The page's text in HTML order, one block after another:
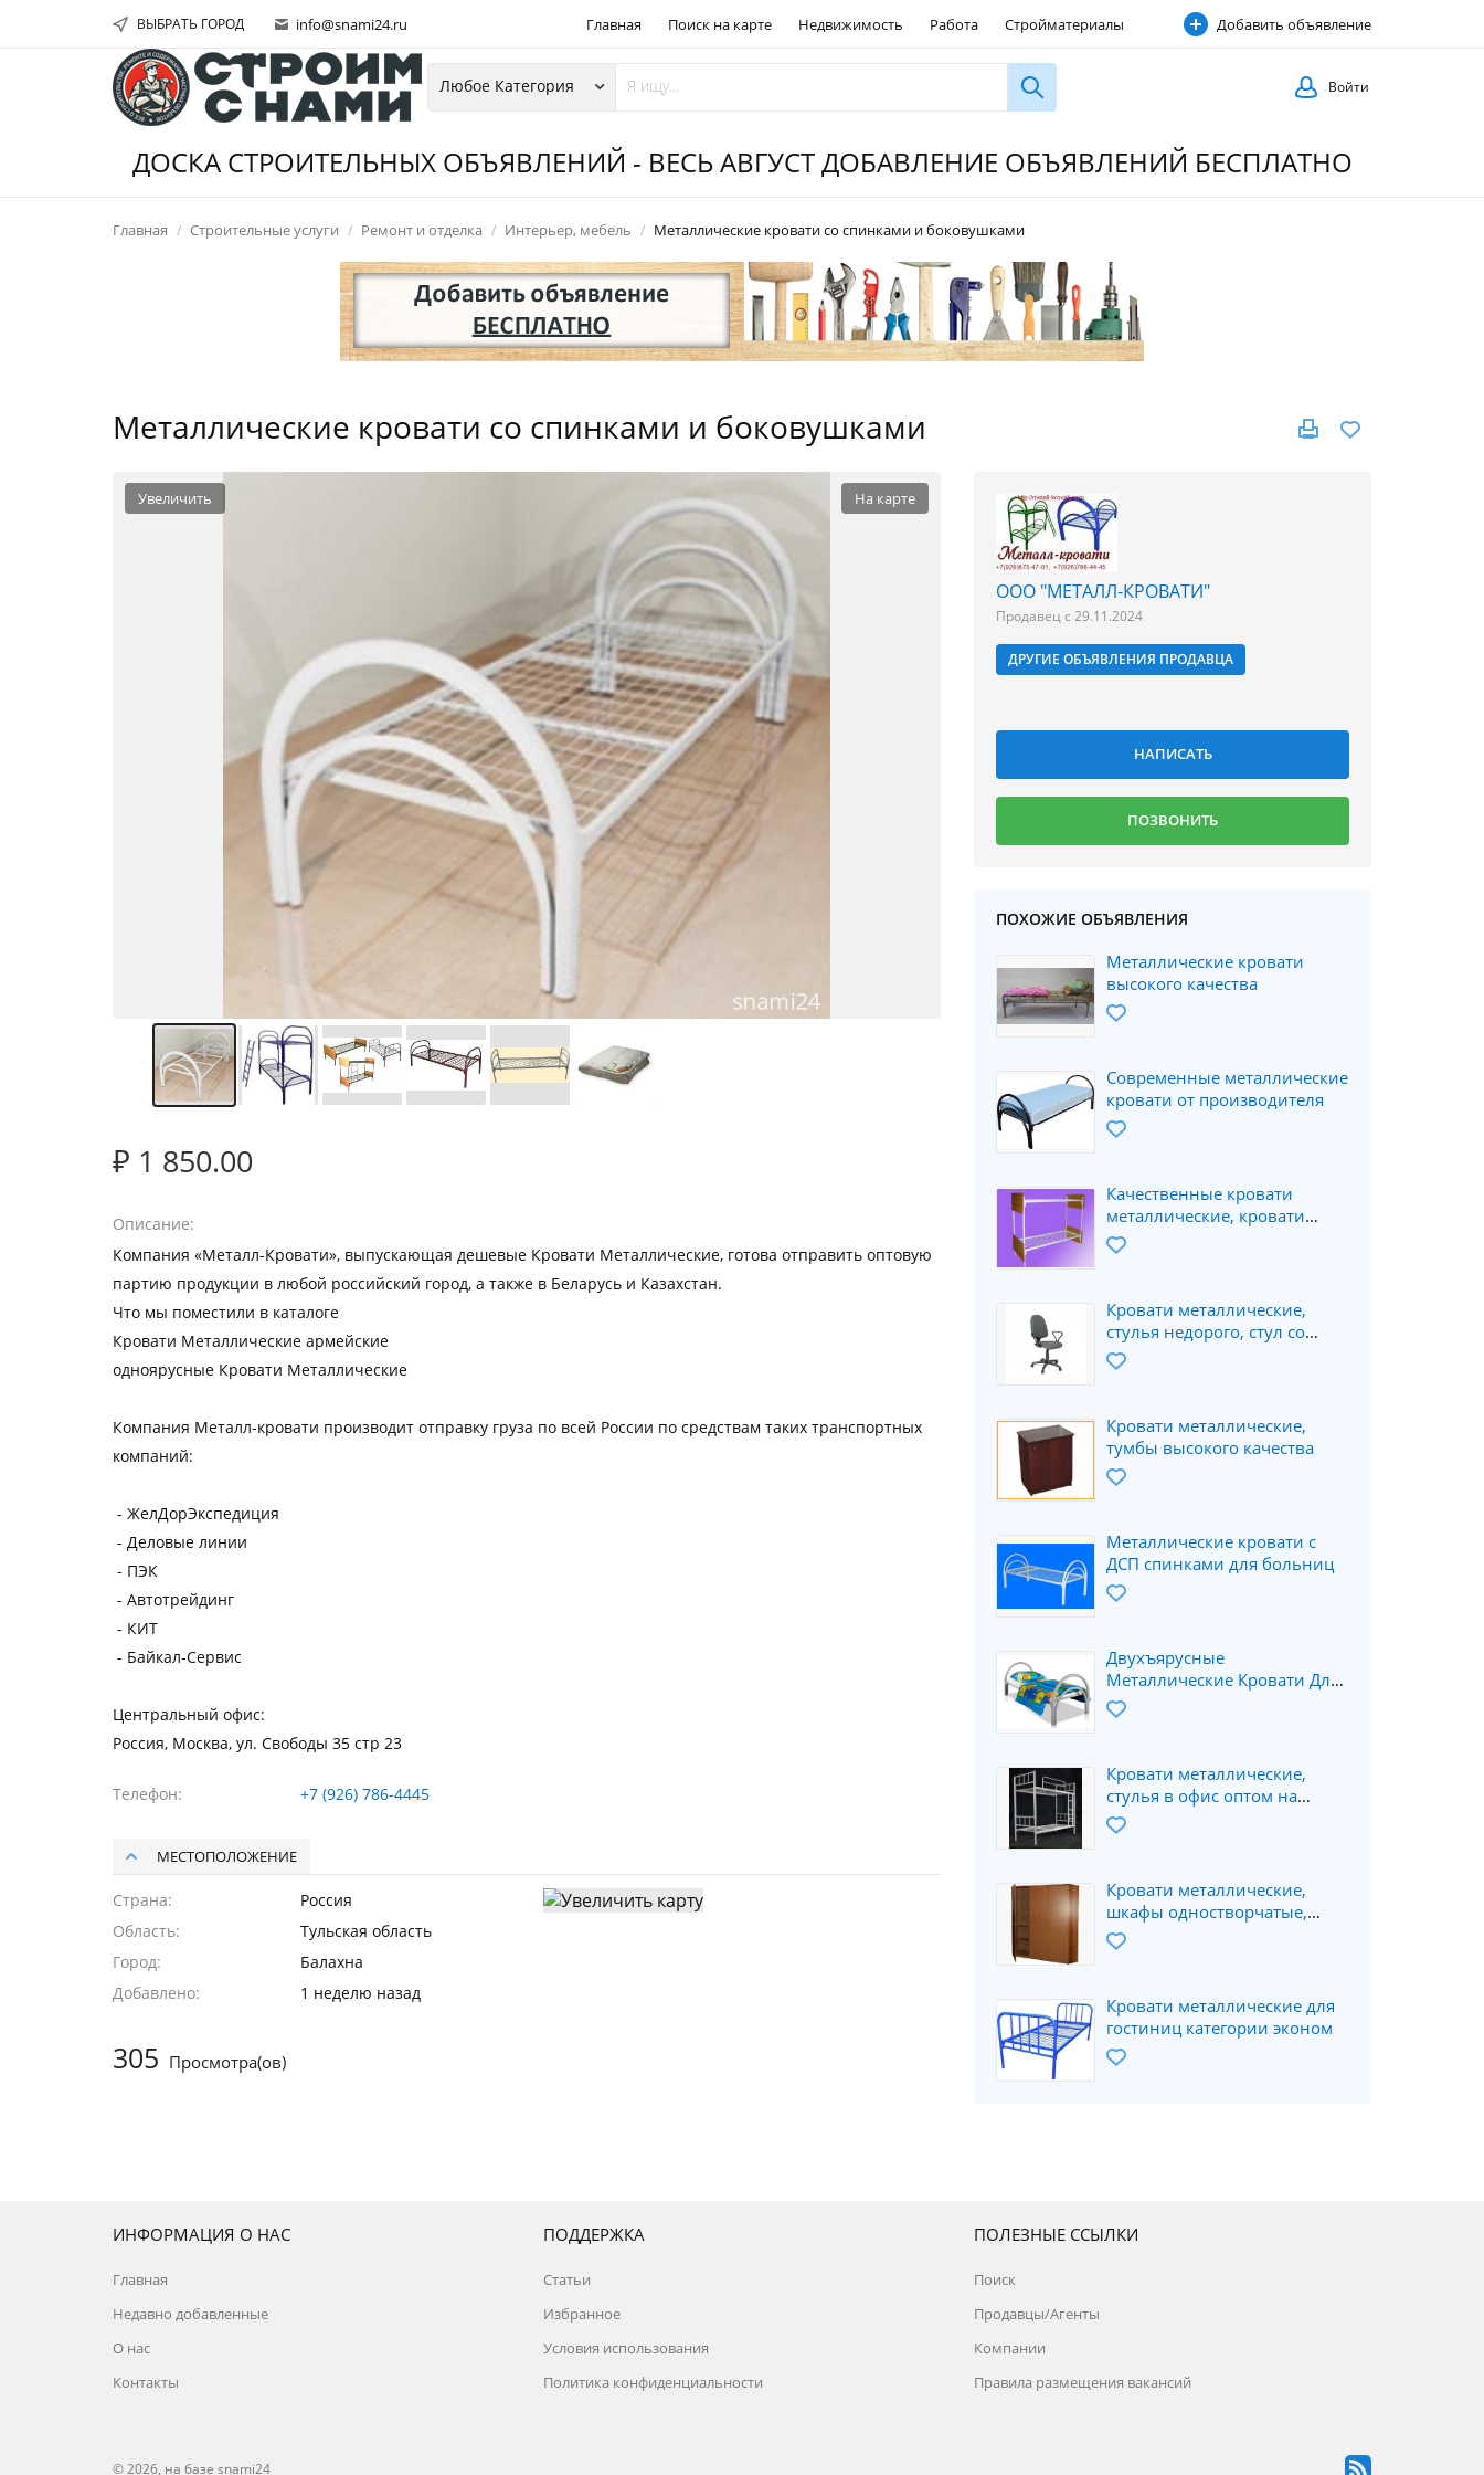
ВЫБРАТЬ ГОРОД info@snami24.ru Главная Поиск на карте Недвижимость Работа Стройматериалы
Строительные услуги
Добавить объявление
Войти
ДОСКА СТРОИТЕЛЬНЫХ ОБЪЯВЛЕНИЙ - ВЕСЬ АВГУСТ ДОБАВЛЕНИЕ ОБЪЯВЛЕНИЙ БЕСПЛАТНО
Главная Строительные услуги Ремонт и отделка Интерьер, мебель Металлические кровати со спинками и боковушками
Металлические кровати со спинками и боковушками
ООО "МЕТАЛЛ-КРОВАТИ"
Продавец с 29.11.2024
ДРУГИЕ ОБЪЯВЛЕНИЯ ПРОДАВЦА
ПОХОЖИЕ ОБЪЯВЛЕНИЯ
Металлические кровати
высокого качества
Современные металлические
кровати от производителя
Качественные кровати
металлические, кровати
собственного производства
Кровати металлические,
стулья недорого, стул со
спинкой
Кровати металлические,
тумбы высокого качества
Металлические кровати с
ДСП спинками для больниц
Двухъярусные
Металлические Кровати Для
Строителей
Кровати металлические,
стулья в офис оптом на
металлокаркасе
Кровати металлические,
шкафы одностворчатые,
двухстворчатые
Кровати металлические для
гостиниц категории эконом
Увеличить На карте
₽ 1 850.00
Описание
Компания «Металл-Кровати», выпускающая дешевые Кровати Металлические, готова отправить оптовую
партию продукции в любой российский город, а также в Беларусь и Казахстан.
Что мы поместили в каталоге
Кровати Металлические армейские
одноярусные Кровати Металлические
Компания Металл-кровати производит отправку груза по всей России по средствам таких транспортных
компаний:
- ЖелДорЭкспедиция
- Деловые линии
- ПЭК
- Автотрейдинг
- КИТ
- Байкал-Сервис
Центральный офис:
Россия, Москва, ул. Свободы 35 стр 23
Телефон +7 (926) 786-4445
МЕСТОПОЛОЖЕНИЕ
Страна
Россия
Область
Тульская область
Город
Балахна
Добавлено
1 неделю назад
305 Просмотра(ов)
ИНФОРМАЦИЯ О НАС
Главная
Недавно добавленные
О нас
Контакты
ПОДДЕРЖКА
Статьи
Избранное
Условия использования
Политика конфиденциальности
ПОЛЕЗНЫЕ ССЫЛКИ
Поиск
Продавцы/Агенты
Компании
Правила размещения вакансий
© 2026, на базе snami24